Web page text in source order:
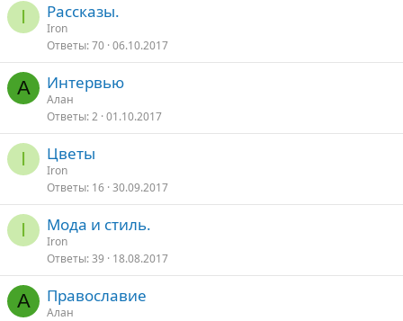
I Рассказы.
Iron
Ответы 70 06.10.2017
А Интервью
Алан
Ответы 2 01.10.2017
I Цветы
Iron
Ответы 16 30.09.2017
I Мода и стиль.
Iron
Ответы 39 18.08.2017
А Православие
Алан